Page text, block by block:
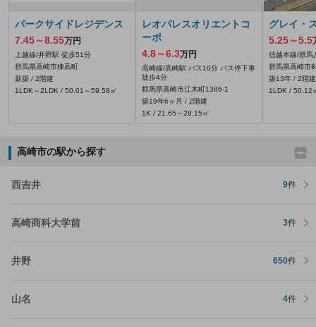
パークサイドレジデンス
7.45～8.55万円
上越線/井野駅 徒歩51分
群馬県高崎市棟高町
新築 / 2階建
1LDK～2LDK / 50.01～59.58㎡
レオパレスオリエントコ
ーポ
4.8～6.3万円
高崎線/高崎駅 バス10分 バス停下車
徒歩4分
群馬県高崎市江木町1386‐1
築19年6ヶ月 / 2階建
1K / 21.65～28.15㎡
グレイ・
5.25～5.5
信越本線/群馬
群馬県高崎市
築13年 / 2階建
1LDK / 50.12
高崎市の駅から探す
西吉井 9件
高崎商科大学前 3件
井野 650件
山名 4件